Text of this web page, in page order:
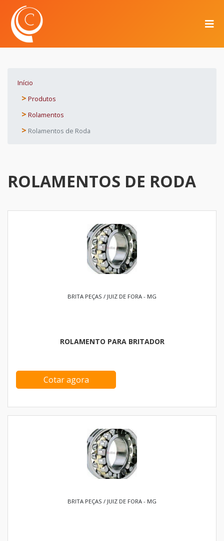
Início
Produtos
Rolamentos
Rolamentos de Roda
ROLAMENTOS DE RODA
BRITA PEÇAS / JUIZ DE FORA - MG
ROLAMENTO PARA BRITADOR
Cotar agora
BRITA PEÇAS / JUIZ DE FORA - MG